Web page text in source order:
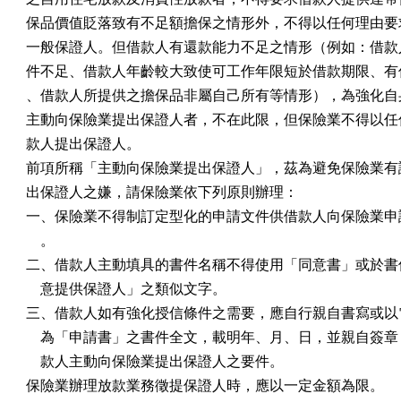
保品價值貶落致有不足額擔保之情形外，不得以任何理由
一般保證人。但借款人有還款能力不足之情形（例如：借
件不足、借款人年齡較大致使可工作年限短於借款期限、
、借款人所提供之擔保品非屬自己所有等情形），為強化
主動向保險業提出保證人者，不在此限，但保險業不得以
款人提出保證人。
前項所稱「主動向保險業提出保證人」，茲為避免保險業
出保證人之嫌，請保險業依下列原則辦理：
一、保險業不得制訂定型化的申請文件供借款人向保險業
    。
二、借款人主動填具的書件名稱不得使用「同意書」或於
    意提供保證人」之類似文字。
三、借款人如有強化授信條件之需要，應自行親自書寫或
為「申請書」之書件全文，載明年、月、日，並親自簽
    款人主動向保險業提出保證人之要件。
保險業辦理放款業務徵提保證人時，應以一定金額為限。